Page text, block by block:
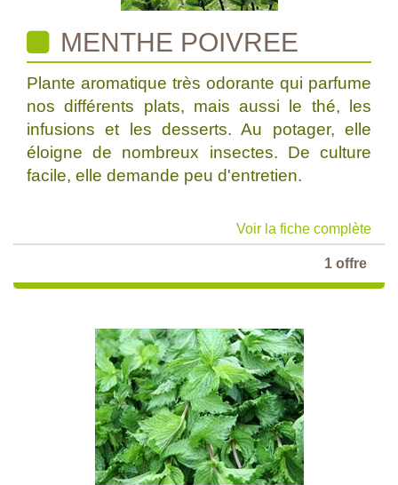
MENTHE POIVREE
Plante aromatique très odorante qui parfume
nos différents plats, mais aussi le thé, les
infusions et les desserts. Au potager, elle
éloigne de nombreux insectes. De culture
facile, elle demande peu d'entretien.
Voir la fiche complète
1 offre